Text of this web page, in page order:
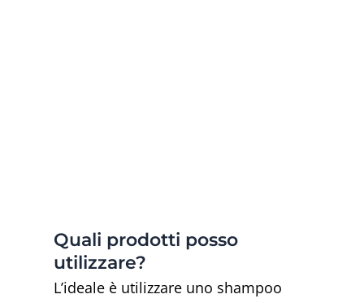
Quali prodotti posso
utilizzare?
L’ideale è utilizzare uno shampoo